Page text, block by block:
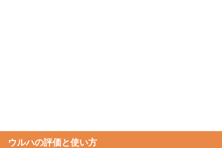
ウルハの評価と使い方